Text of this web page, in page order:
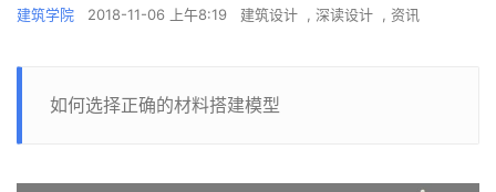
建筑学院 2018-11-06 上午8:19 建筑设计 , 深读设计 , 资讯
如何选择正确的材料搭建模型